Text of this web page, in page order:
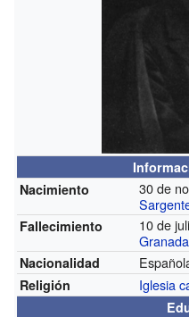
Nacimiento
30 de
Fallecimiento
10 de
Granada
Nacionalidad
Religión Iglesia